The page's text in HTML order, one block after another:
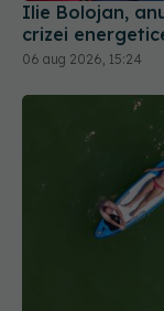
Ilie Bolojan,
crizei
06 aug 2026, 15:24